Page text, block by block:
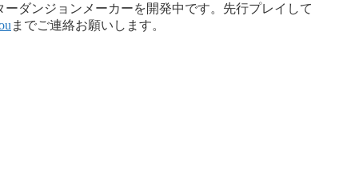
ダンジョンメーカーを開発中です。先行プレイして
までご連絡お願いします。